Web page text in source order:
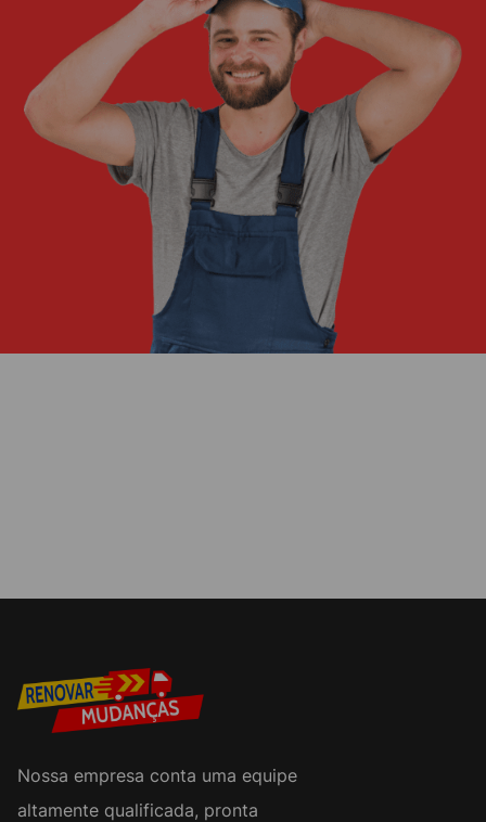
Nossa empresa conta uma equipe
altamente qualificada, pronta